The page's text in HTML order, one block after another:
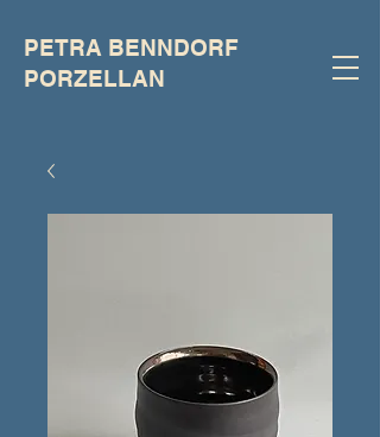
PETRA BENNDORF
PORZELLAN